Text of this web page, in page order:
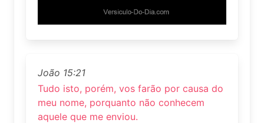
João 15:21
Tudo isto, porém, vos farão por causa do
meu nome, porquanto não conhecem
aquele que me enviou.